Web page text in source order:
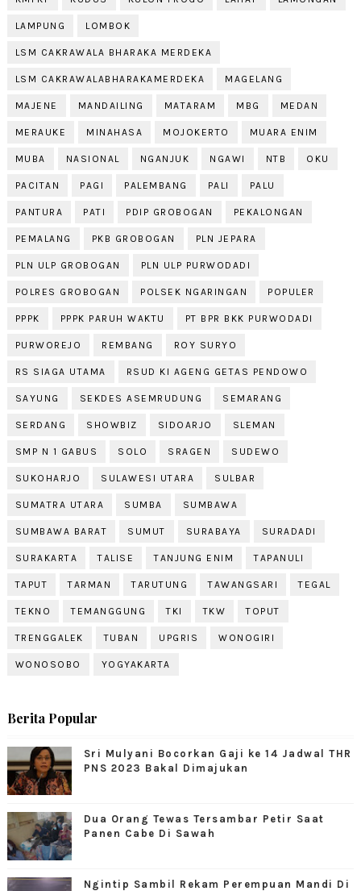
LAMPUNG LOMBOK
LSM CAKRAWALA BHARAKA MERDEKA
LSM CAKRAWALABHARAKAMERDEKA MAGELANG
MAJENE MANDAILING MATARAM MBG MEDAN
MERAUKE MINAHASA MOJOKERTO MUARA ENIM
MUBA NASIONAL NGANJUK NGAWI NTB OKU
PACITAN PAGI PALEMBANG PALI PALU
PANTURA PATI PDIP GROBOGAN PEKALONGAN
PEMALANG PKB GROBOGAN PLN JEPARA
PLN ULP GROBOGAN PLN ULP PURWODADI
POLRES GROBOGAN POLSEK NGARINGAN POPULER
PPPK PPPK PARUH WAKTU PT BPR BKK PURWODADI
PURWOREJO REMBANG ROY SURYO
RS SIAGA UTAMA RSUD KI AGENG GETAS PENDOWO
SAYUNG SEKDES ASEMRUDUNG SEMARANG
SERDANG SHOWBIZ SIDOARJO SLEMAN
SMP N 1 GABUS SOLO SRAGEN SUDEWO
SUKOHARJO SULAWESI UTARA SULBAR
SUMATRA UTARA SUMBA SUMBAWA
SUMBAWA BARAT SUMUT SURABAYA SURADADI
SURAKARTA TALISE TANJUNG ENIM TAPANULI
TAPUT TARMAN TARUTUNG TAWANGSARI TEGAL
TEKNO TEMANGGUNG TKI TKW TOPUT
TRENGGALEK TUBAN UPGRIS WONOGIRI
WONOSOBO YOGYAKARTA
Berita Popular
Sri Mulyani Bocorkan Gaji ke 14 Jadwal THR
PNS 2023 Bakal Dimajukan
Dua Orang Tewas Tersambar Petir Saat
Panen Cabe Di Sawah
Ngintip Sambil Rekam Perempuan Mandi Di